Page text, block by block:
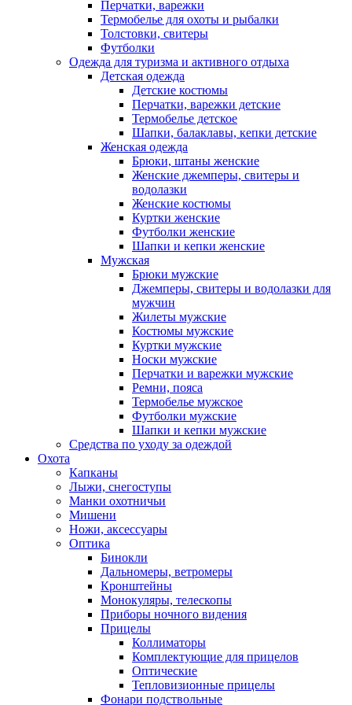
Перчатки, варежки
Термобелье для охоты и рыбалки
Толстовки, свитеры
Футболки
Одежда для туризма и активного отдыха
Детская одежда
Детские костюмы
Перчатки, варежки детские
Термобелье детское
Шапки, балаклавы, кепки детские
Женская одежда
Брюки, штаны женские
Женские джемперы, свитеры и
водолазки
Женские костюмы
Куртки женские
Футболки женские
Шапки и кепки женские
Мужская
Брюки мужские
Джемперы, свитеры и водолазки для
мужчин
Жилеты мужские
Костюмы мужские
Куртки мужские
Носки мужские
Перчатки и варежки мужские
Ремни, пояса
Термобелье мужское
Футболки мужские
Шапки и кепки мужские
Средства по уходу за одеждой
Охота
Капканы
Лыжи, снегоступы
Манки охотничьи
Мишени
Ножи, аксессуары
Оптика
Бинокли
Дальномеры, ветромеры
Кронштейны
Монокуляры, телескопы
Приборы ночного видения
Прицелы
Коллиматоры
Комплектующие для прицелов
Оптические
Тепловизионные прицелы
Фонари подствольные